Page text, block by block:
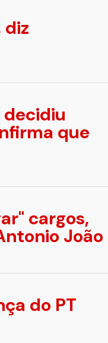
diz
decidiu
que
cargos,
João
do PT